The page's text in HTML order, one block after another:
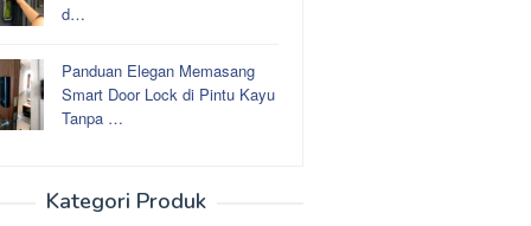
d…
Panduan Elegan Memasang
Smart Door Lock di Pintu Kayu
Tanpa …
Kategori Produk